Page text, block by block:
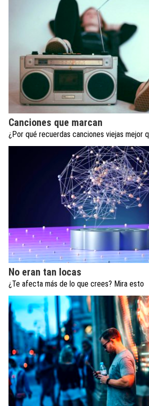
Canciones que marcan
¿Por qué recuerdas canciones viejas mejor
No eran tan locas
¿Te afecta más de lo que crees? Mira esto